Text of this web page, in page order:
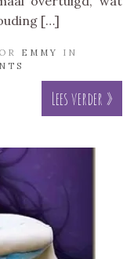
[…]
EMMY
IN
Lees verder »